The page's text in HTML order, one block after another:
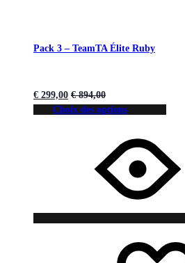
Pack 3 – TeamTA Élite Ruby
€ 299,00 €894,00
Choix des options